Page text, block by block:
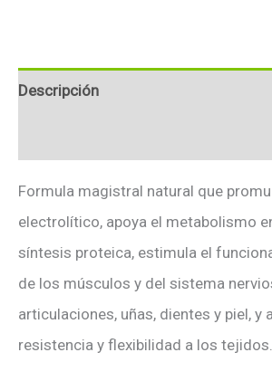
Descripción
Formula magistral natural que
electrolítico, apoya el metabolismo
síntesis proteica, estimula el
de los músculos y del sistema
articulaciones, uñas, dientes y piel, y
resistencia y flexibilidad a los tejidos.